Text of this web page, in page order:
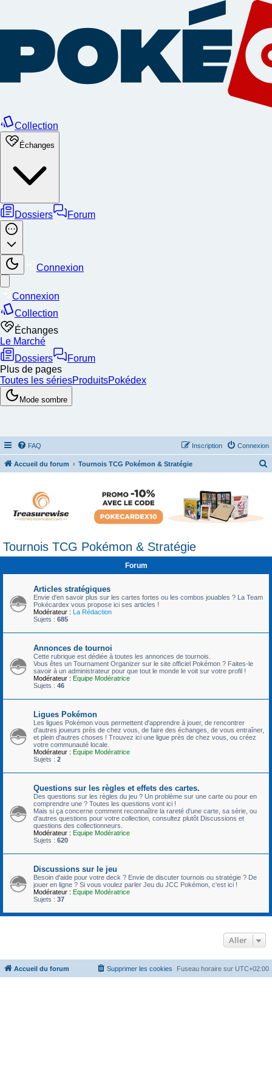
FAQ Connexion
Inscription
Accueil du forum Tournois TCG Pokémon & Stratégie
Tournois TCG Pokémon & Stratégie
Forum
Articles stratégiques
Envie d'en savoir plus sur les cartes fortes ou les combos jouables ? La Team
Pokécardex vous propose ici ses articles !
Modérateur : La Rédaction
Sujets : 685
Annonces de tournoi
Cette rubrique est dédiée à toutes les annonces de tournois.
Vous êtes un Tournament Organizer sur le site officiel Pokémon ? Faites-le
savoir à un administrateur pour que tout le monde le voit sur votre profil !
Modérateur : Equipe Modératrice
Sujets : 46
Ligues Pokémon
Les ligues Pokémon vous permettent d'apprendre à jouer, de rencontrer
d'autres joueurs près de chez vous, de faire des échanges, de vous entraîner,
et plein d'autres choses ! Trouvez ici une ligue près de chez vous, ou créez
votre communauté locale.
Modérateur : Equipe Modératrice
Sujets : 2
Questions sur les règles et effets des cartes.
Des questions sur les règles du jeu ? Un problème sur une carte ou pour en
comprendre une ? Toutes les questions vont ici !
Mais si ça concerne comment reconnaître la rareté d'une carte, sa série, ou
d'autres questions pour votre collection, consultez plutôt Discussions et
questions des collectionneurs.
Modérateur : Equipe Modératrice
Sujets : 620
Discussions sur le jeu
Besoin d'aide pour votre deck ? Envie de discuter tournois ou stratégie ? De
jouer en ligne ? Si vous voulez parler Jeu du JCC Pokémon, c'est ici !
Modérateur : Equipe Modératrice
Sujets : 37
Aller
Accueil du forum Fuseau horaire sur UTC+02:00
Supprimer les cookies